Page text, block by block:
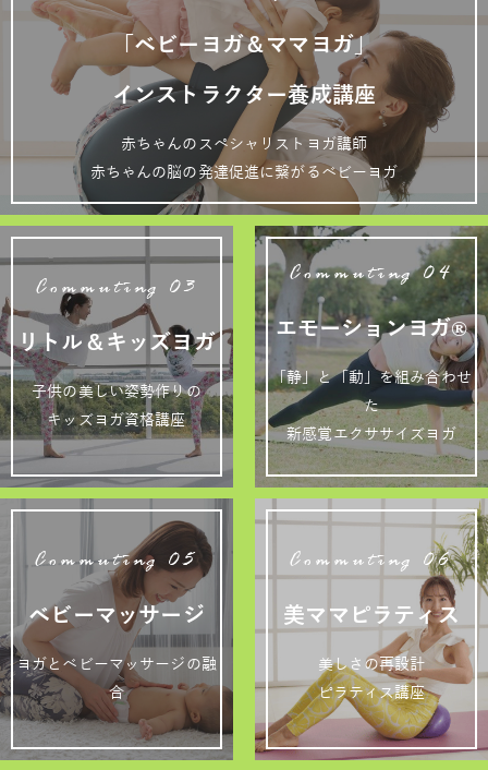
「ベビーヨガ＆ママヨガ」
インストラクター養成講座
赤ちゃんのスペシャリストヨガ講師
赤ちゃんの脳の発達促進に繋がるベビーヨガ
Commuting 03
リトル＆キッズヨガ
子供の美しい姿勢作りの
キッズヨガ資格講座
Commuting 04
エモーションヨガ®
「静」と「動」を組み合わせ
た
新感覚エクササイズヨガ
Commuting 05
ベビーマッサージ
ヨガとベビーマッサージの融
合
Commuting 06
美ママピラティス
美しさの再設計
ピラティス講座